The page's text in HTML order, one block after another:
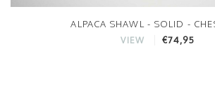
ALPACA SHAWL - SOLID -
VIEW €74,95